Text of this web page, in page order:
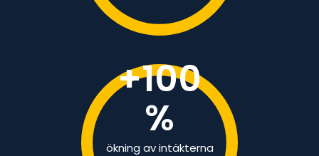
+100
%
ökning av intäkterna